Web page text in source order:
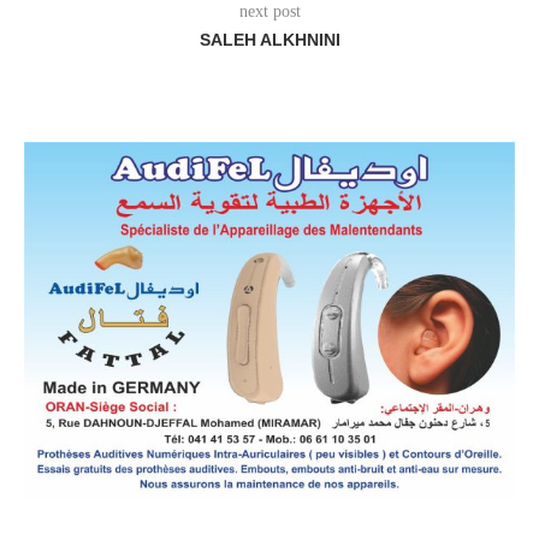
next post
SALEH ALKHNINI